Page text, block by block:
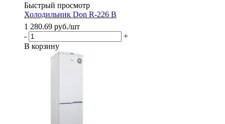
Быстрый просмотр
Холодильник Don R-226 B
1 280.69 руб./шт
-
+
В корзину